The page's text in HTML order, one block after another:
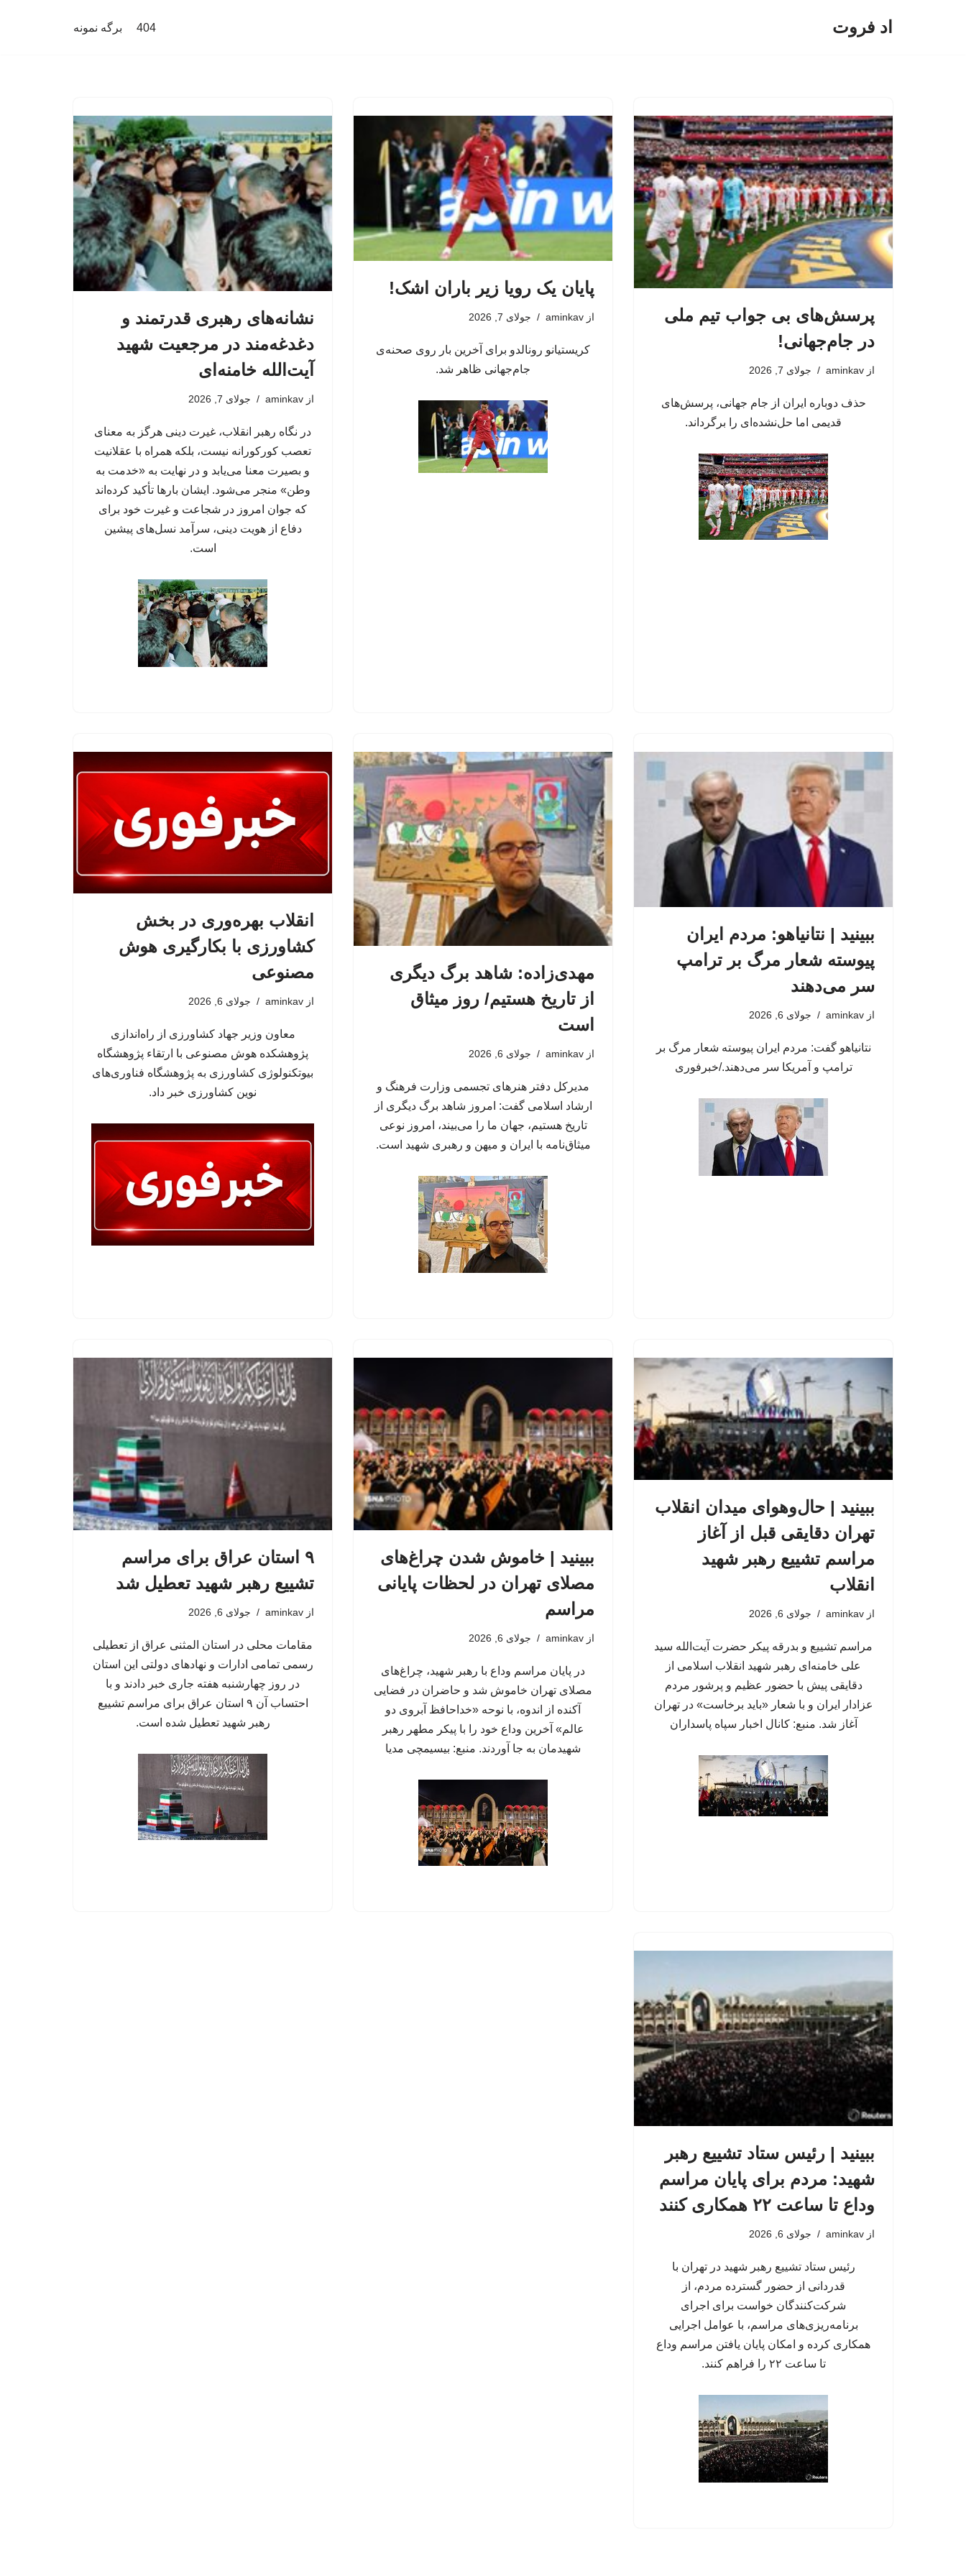
اد فروت 404 برگه نمونه
پرسش‌های بی جواب تیم ملی
در جام‌جهانی!
از aminkav جولای 7, 2026
حذف دوباره ایران از جام جهانی، پرسش‌های
قدیمی اما حل‌نشده‌ای را برگرداند.
پایان یک رویا زیر باران اشک!
از aminkav جولای 7, 2026
کریستیانو رونالدو برای آخرین بار روی صحنه‌ی
جام‌جهانی ظاهر شد.
نشانه‌های رهبری قدرتمند و
دغدغه‌مند در مرجعیت شهید
آیت‌الله خامنه‌ای
از aminkav جولای 7, 2026
در نگاه رهبر انقلاب، غیرت دینی هرگز به معنای
تعصب کورکورانه نیست، بلکه همراه با عقلانیت
و بصیرت معنا می‌یابد و در نهایت به «خدمت به
وطن» منجر می‌شود. ایشان بارها تأکید کرده‌اند
که جوان امروز در شجاعت و غیرت خود برای
دفاع از هویت دینی، سرآمد نسل‌های پیشین
است.
ببینید | نتانیاهو: مردم ایران
پیوسته شعار مرگ بر ترامپ
سر می‌دهند
از aminkav جولای 6, 2026
نتانیاهو گفت: مردم ایران پیوسته شعار مرگ بر
ترامپ و آمریکا سر می‌دهند./خبرفوری
مهدی‌زاده: شاهد برگ دیگری
از تاریخ هستیم/ روز میثاق
است
از aminkav جولای 6, 2026
مدیرکل دفتر هنرهای تجسمی وزارت فرهنگ و
ارشاد اسلامی گفت: امروز شاهد برگ دیگری از
تاریخ هستیم، جهان ما را می‌بیند، امروز نوعی
میثاق‌نامه با ایران و میهن و رهبری شهید است.
انقلاب بهره‌وری در بخش
کشاورزی با بکارگیری هوش
مصنوعی
از aminkav جولای 6, 2026
معاون وزیر جهاد کشاورزی از راه‌اندازی
پژوهشکده هوش مصنوعی با ارتقاء پژوهشگاه
بیوتکنولوژی کشاورزی به پژوهشگاه فناوری‌های
نوین کشاورزی خبر داد.
ببینید | حال‌وهوای میدان انقلاب
تهران دقایقی قبل از آغاز
مراسم تشییع رهبر شهید
انقلاب
از aminkav جولای 6, 2026
مراسم تشییع و بدرقه پیکر حضرت آیت‌الله سید
علی خامنه‌ای رهبر شهید انقلاب اسلامی از
دقایقی پیش با حضور عظیم و پرشور مردم
عزادار ایران و با شعار «باید برخاست» در تهران
آغاز شد. منبع: کانال اخبار سپاه پاسداران
ببینید | خاموش شدن چراغ‌های
مصلای تهران در لحظات پایانی
مراسم
از aminkav جولای 6, 2026
در پایان مراسم وداع با رهبر شهید، چراغ‌های
مصلای تهران خاموش شد و حاضران در فضایی
آکنده از اندوه، با نوحه «خداحافظ آبروی دو
عالم» آخرین وداع خود را با پیکر مطهر رهبر
شهیدمان به جا آوردند. منبع: بیسیمچی مدیا
۹ استان عراق برای مراسم
تشییع رهبر شهید تعطیل شد
از aminkav جولای 6, 2026
مقامات محلی در استان المثنی عراق از تعطیلی
رسمی تمامی ادارات و نهادهای دولتی این استان
در روز چهارشنبه هفته جاری خبر دادند و با
احتساب آن ۹ استان عراق برای مراسم تشییع
رهبر شهید تعطیل شده است.
ببینید | رئیس ستاد تشییع رهبر
شهید: مردم برای پایان مراسم
وداع تا ساعت ۲۲ همکاری کنند
از aminkav جولای 6, 2026
رئیس ستاد تشییع رهبر شهید در تهران با
قدردانی از حضور گسترده مردم، از
شرکت‌کنندگان خواست برای اجرای
برنامه‌ریزی‌های مراسم، با عوامل اجرایی
همکاری کرده و امکان پایان یافتن مراسم وداع
تا ساعت ۲۲ را فراهم کنند.